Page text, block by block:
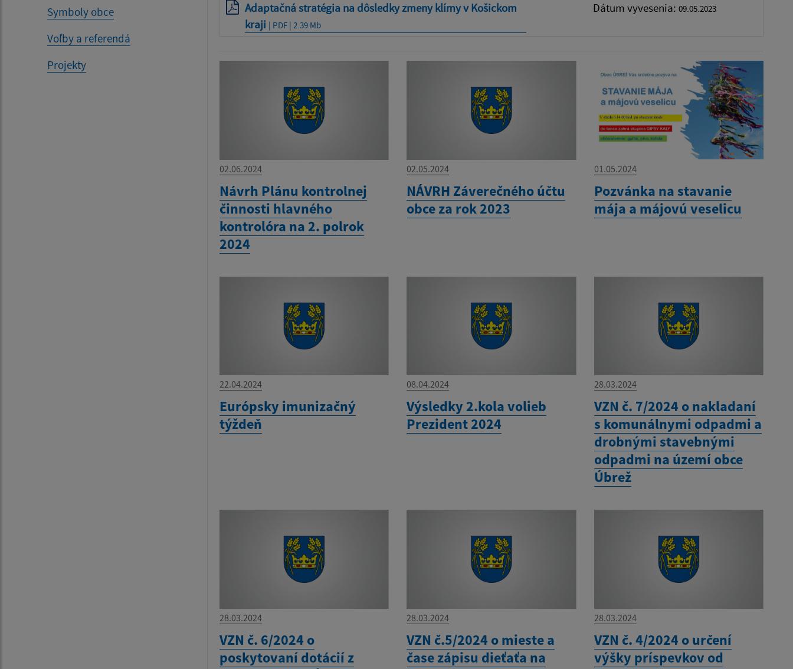
Symboly obce
Voľby a referendá
Projekty
Adaptačná stratégia na dôsledky zmeny klímy v Košickom
kraji | PDF | 2.39 Mb
Dátum vyvesenia: 09.05.2023
02.06.2024
Návrh Plánu kontrolnej
činnosti hlavného
kontrolóra na 2. polrok
2024
02.05.2024
NÁVRH Záverečného účtu
obce za rok 2023
01.05.2024
Pozvánka na stavanie
mája a májovú veselicu
22.04.2024
Európsky imunizačný
týždeň
08.04.2024
Výsledky 2.kola volieb
Prezident 2024
28.03.2024
VZN č. 7/2024 o nakladaní
s komunálnymi odpadmi a
drobnými stavebnými
odpadmi na území obce
Úbrež
28.03.2024
VZN č. 6/2024 o
poskytovaní dotácií z
28.03.2024
VZN č.5/2024 o mieste a
čase zápisu dieťaťa na
28.03.2024
VZN č. 4/2024 o určení
výšky príspevkov od